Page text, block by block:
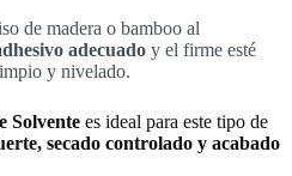
de madera o bamboo al
adecuado y el firme esté
y nivelado.
Solvente es ideal para este tipo de
secado controlado y acabado